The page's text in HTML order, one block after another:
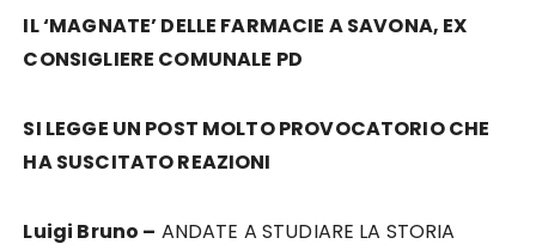
IL ‘MAGNATE’ DELLE FARMACIE A SAVONA, EX
CONSIGLIERE COMUNALE PD
SI LEGGE UN POST MOLTO PROVOCATORIO CHE
HA SUSCITATO REAZIONI
Luigi Bruno – ANDATE A STUDIARE LA STORIA